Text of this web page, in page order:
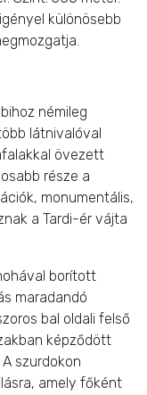
különösebb
némileg
látnivalóval
övezett
része a
monumentális,
a Tardi-ér vájta
borított
maradandó
bal oldali felső
képződött
A szurdokon
amely főként